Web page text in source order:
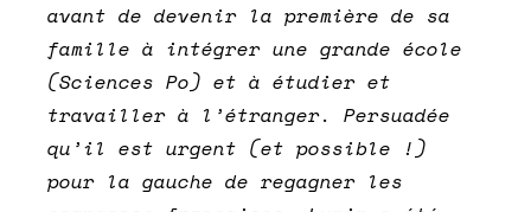
avant de devenir la première de sa
famille à intégrer une grande école
(Sciences Po) et à étudier et
travailler à l’étranger. Persuadée
qu’il est urgent (et possible !)
pour la gauche de regagner les